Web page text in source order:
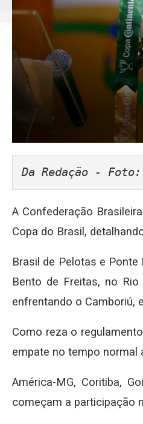
Da Redação -
A Confederação
Copa do Brasil,
Brasil de Pelotas e
Bento de Freitas, no
enfrentando o Camboriú,
Como reza o
empate no tempo normal
América-MG, Coritiba,
começam a participação